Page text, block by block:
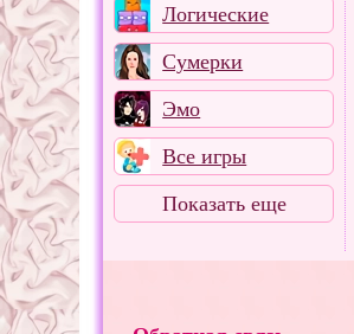
Логические
Сумерки
Эмо
Все игры
Показать еще